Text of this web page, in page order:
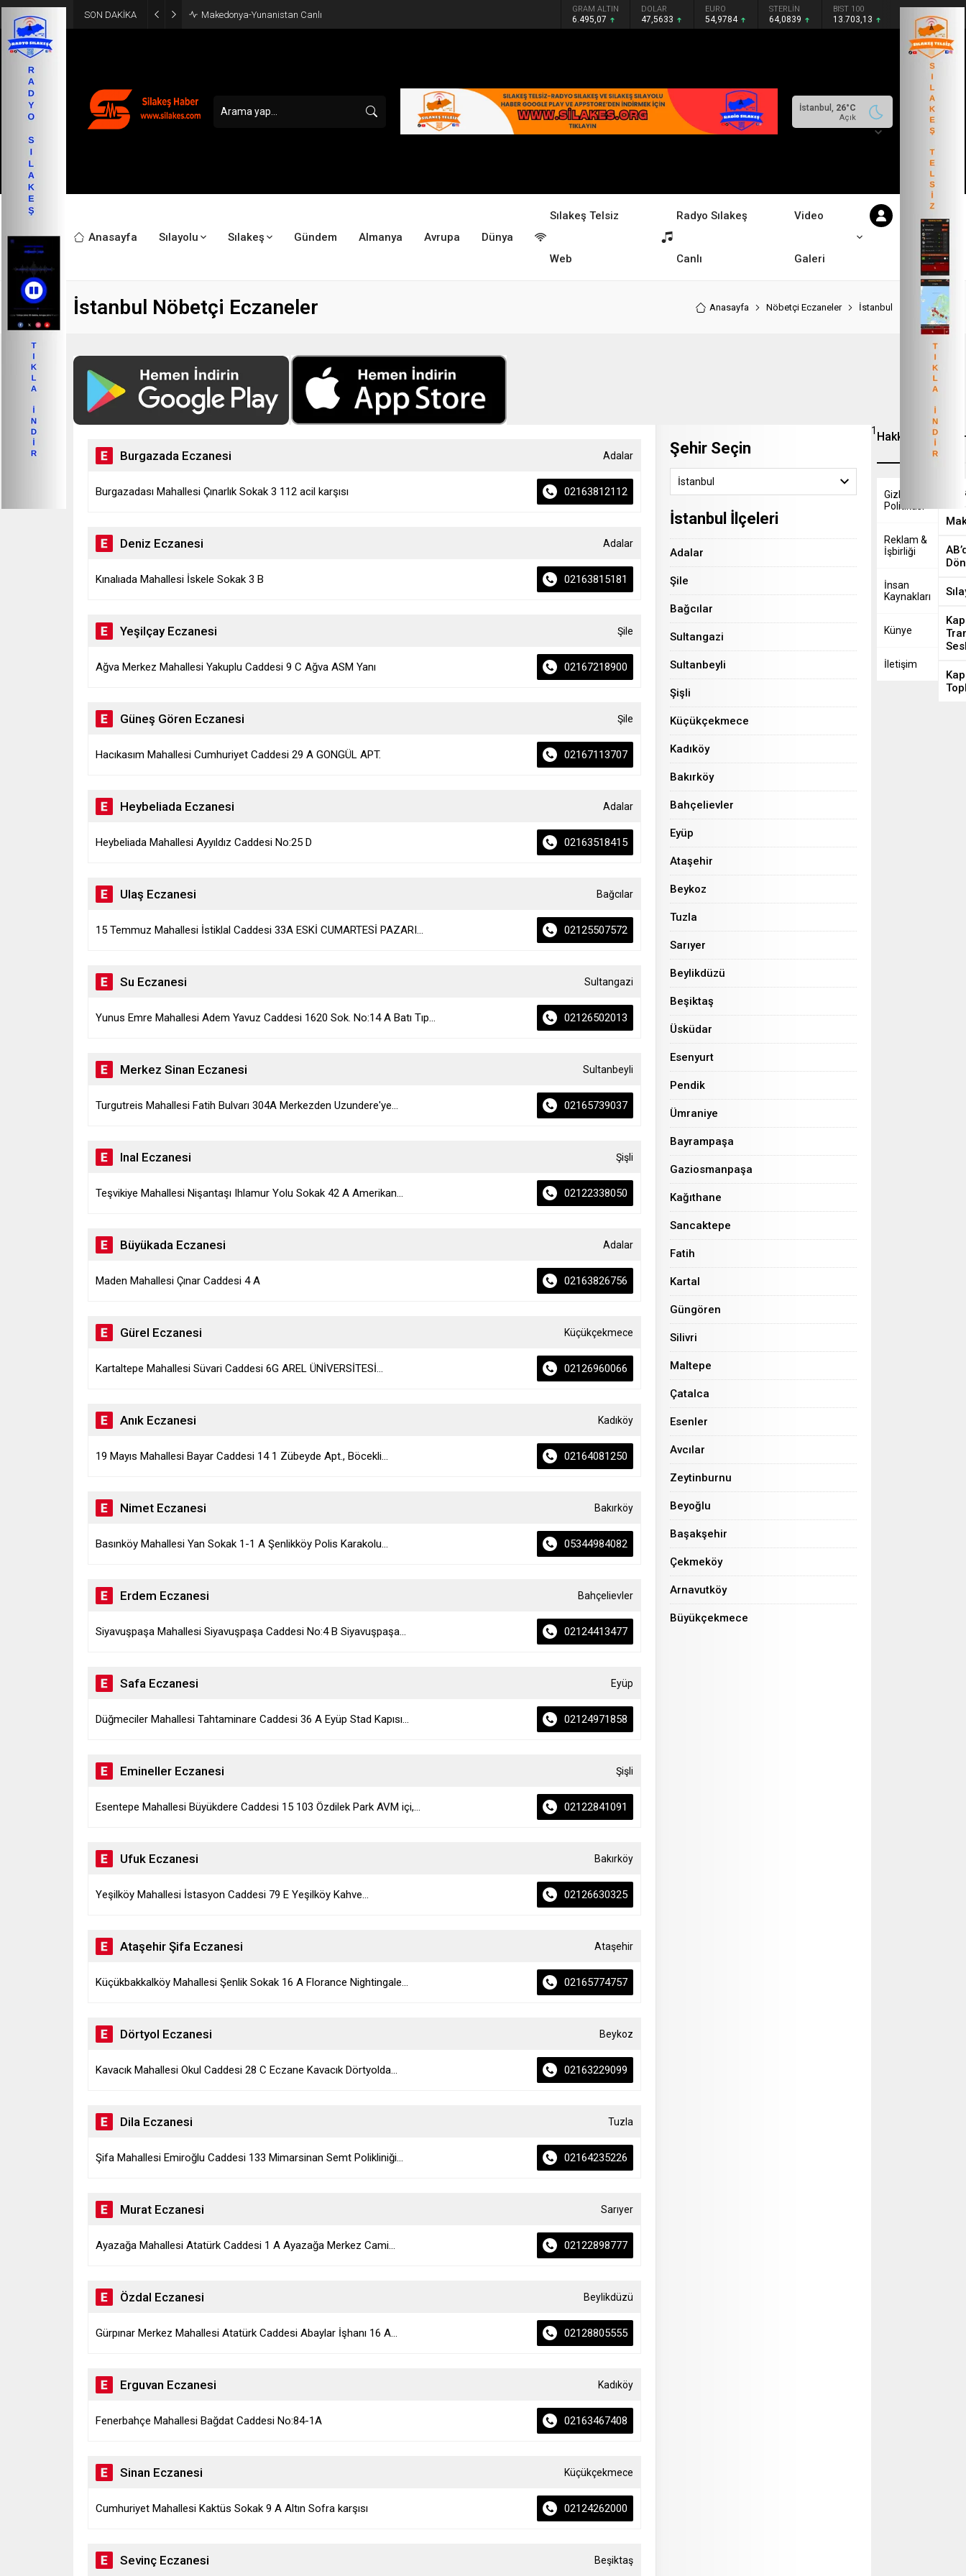
SON DAKİKA Makedonya-Yunanistan Canlı GRAM ALTIN
6.495,07
DOLAR
47,5633
EURO
54,9784
STERLİN
64,0839
BIST 100
13.703,13
İstanbul, 26°C
Açık
Anasayfa Sılayolu Sılakeş Gündem Almanya Avrupa Dünya
Sılakeş Telsiz
Web
Radyo Sılakeş
Canlı
Video
Galeri
İstanbul Nöbetçi Eczaneler Anasayfa Nöbetçi Eczaneler İstanbul
Burgazada Eczanesi Adalar
Burgazadası Mahallesi Çınarlık Sokak 3 112 acil karşısı 02163812112
Deniz Eczanesi Adalar
Kınalıada Mahallesi İskele Sokak 3 B 02163815181
Yeşilçay Eczanesi Şile
Ağva Merkez Mahallesi Yakuplu Caddesi 9 C Ağva ASM Yanı 02167218900
Güneş Gören Eczanesi Şile
Hacıkasım Mahallesi Cumhuriyet Caddesi 29 A GONGÜL APT. 02167113707
Heybeliada Eczanesi Adalar
Heybeliada Mahallesi Ayyıldız Caddesi No:25 D 02163518415
Ulaş Eczanesi Bağcılar
15 Temmuz Mahallesi İstiklal Caddesi 33A ESKİ CUMARTESİ PAZARI... 02125507572
Su Eczanesi Sultangazi
Yunus Emre Mahallesi Adem Yavuz Caddesi 1620 Sok. No:14 A Batı Tıp... 02126502013
Merkez Sinan Eczanesi Sultanbeyli
Turgutreis Mahallesi Fatih Bulvarı 304A Merkezden Uzundere'ye... 02165739037
Inal Eczanesi Şişli
Teşvikiye Mahallesi Nişantaşı Ihlamur Yolu Sokak 42 A Amerikan... 02122338050
Büyükada Eczanesi Adalar
Maden Mahallesi Çınar Caddesi 4 A 02163826756
Gürel Eczanesi Küçükçekmece
Kartaltepe Mahallesi Süvari Caddesi 6G AREL ÜNİVERSİTESİ... 02126960066
Anık Eczanesi Kadıköy
19 Mayıs Mahallesi Bayar Caddesi 14 1 Zübeyde Apt., Böcekli... 02164081250
Nimet Eczanesi Bakırköy
Basınköy Mahallesi Yan Sokak 1-1 A Şenlikköy Polis Karakolu... 05344984082
Erdem Eczanesi Bahçelievler
Siyavuşpaşa Mahallesi Siyavuşpaşa Caddesi No:4 B Siyavuşpaşa... 02124413477
Safa Eczanesi Eyüp
Düğmeciler Mahallesi Tahtaminare Caddesi 36 A Eyüp Stad Kapısı... 02124971858
Emineller Eczanesi Şişli
Esentepe Mahallesi Büyükdere Caddesi 15 103 Özdilek Park AVM içi,... 02122841091
Ufuk Eczanesi Bakırköy
Yeşilköy Mahallesi İstasyon Caddesi 79 E Yeşilköy Kahve... 02126630325
Ataşehir Şifa Eczanesi Ataşehir
Küçükbakkalköy Mahallesi Şenlik Sokak 16 A Florance Nightingale... 02165774757
Dörtyol Eczanesi Beykoz
Kavacık Mahallesi Okul Caddesi 28 C Eczane Kavacık Dörtyolda... 02163229099
Dila Eczanesi Tuzla
Şifa Mahallesi Emiroğlu Caddesi 133 Mimarsinan Semt Polikliniği... 02164235226
Murat Eczanesi Sarıyer
Ayazağa Mahallesi Atatürk Caddesi 1 A Ayazağa Merkez Cami... 02122898777
Özdal Eczanesi Beylikdüzü
Gürpınar Merkez Mahallesi Atatürk Caddesi Abaylar İşhanı 16 A... 02128805555
Erguvan Eczanesi Kadıköy
Fenerbahçe Mahallesi Bağdat Caddesi No:84-1A 02163467408
Sinan Eczanesi Küçükçekmece
Cumhuriyet Mahallesi Kaktüs Sokak 9 A Altın Sofra karşısı 02124262000
Sevinç Eczanesi Beşiktaş
Şehir Seçin
İstanbul
İstanbul İlçeleri
Adalar
Şile
Bağcılar
Sultangazi
Sultanbeyli
Şişli
Küçükçekmece
Kadıköy
Bakırköy
Bahçelievler
Eyüp
Ataşehir
Beykoz
Tuzla
Sarıyer
Beylikdüzü
Beşiktaş
Üsküdar
Esenyurt
Pendik
Ümraniye
Bayrampaşa
Gaziosmanpaşa
Kağıthane
Sancaktepe
Fatih
Kartal
Güngören
Silivri
Maltepe
Çatalca
Esenler
Avcılar
Zeytinburnu
Beyoğlu
Başakşehir
Çekmeköy
Arnavutköy
Büyükçekmece
1 Hakkımızda
Gizlilik
Politikasi
Reklam &
İşbirliği
İnsan
Kaynakları
Künye
İletişim
Son